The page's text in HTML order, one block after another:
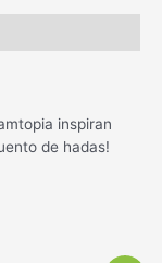
inspiran
de hadas!